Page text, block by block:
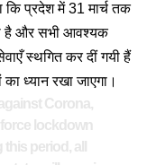
प्रदेश में 31 मार्च तक
है और सभी आवश्यक
स्थगित कर दीं गयी हैं
ध्यान रखा जाएगा।
Corona,
lockdown
period, all